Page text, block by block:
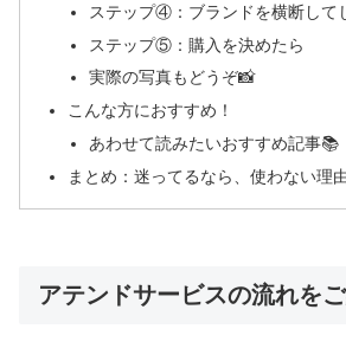
ステップ④：ブランドを横断して
ステップ⑤：購入を決めたら
実際の写真もどうぞ📸
こんな方におすすめ！
あわせて読みたいおすすめ記事📚
まとめ：迷ってるなら、使わない理
アテンドサービスの流れを